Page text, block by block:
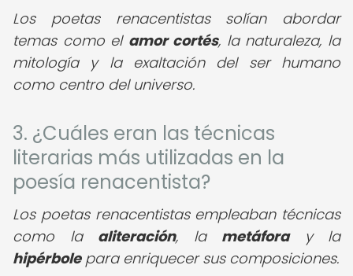
Los poetas renacentistas solían abordar
temas como el amor cortés, la naturaleza, la
mitología y la exaltación del ser humano
como centro del universo.
3. ¿Cuáles eran las técnicas
literarias más utilizadas en la
poesía renacentista?
Los poetas renacentistas empleaban técnicas
como la aliteración, la metáforay la
hipérbolepara enriquecer sus composiciones.